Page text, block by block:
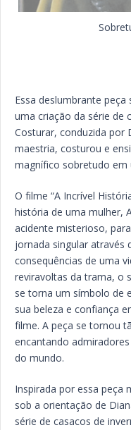
Essa deslumbrante
uma criação da série de
Costurar, conduzida por
maestria, costurou e
magnífico sobretudo em
O filme “A Incrível
história de uma mulher,
acidente misterioso,
jornada singular através
consequências de uma
reviravoltas da trama, o
se torna um símbolo de
sua beleza e confiança
filme. A peça se tornou
encantando
do mundo.
Inspirada por essa peça
sob a orientação de
série de casacos de